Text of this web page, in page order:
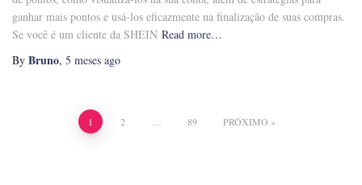
ganhar mais pontos e usá-los eficazmente na finalização de suas compras.
Se você é um cliente da SHEIN Read more…
By Bruno, 5 meses ago
Paginação
1 2 89 PRÓXIMO